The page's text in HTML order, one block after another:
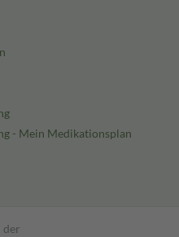
- Mein Medikationsplan
der